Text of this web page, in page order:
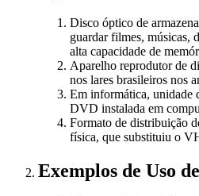
Disco óptico de
guardar filmes, músicas,
alta capacidade de
Aparelho reprodutor de
nos lares brasileiros nos
Em informática, unidade
DVD instalada em
Formato de distribuição
física, que substituiu o
Exemplos de Uso